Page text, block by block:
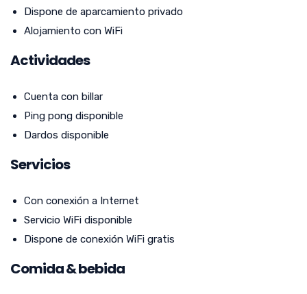
Dispone de aparcamiento privado
Alojamiento con WiFi
Actividades
Cuenta con billar
Ping pong disponible
Dardos disponible
Servicios
Con conexión a Internet
Servicio WiFi disponible
Dispone de conexión WiFi gratis
Comida & bebida